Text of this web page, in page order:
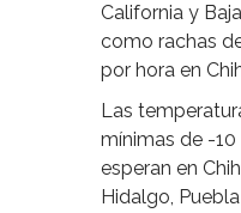
California y
como rachas
por hora en
Las
mínimas de -
esperan en
Hidalgo,